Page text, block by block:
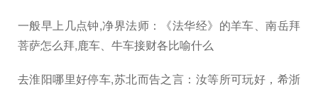
一般早上几点钟,净界法师：《法华经》的羊车、南岳拜
菩萨怎么拜,鹿车、牛车接财各比喻什么
去淮阳哪里好停车,苏北而告之言：汝等所可玩好，希浙